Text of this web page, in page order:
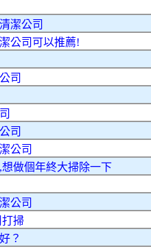
潔公司
公司可以推薦!
司
司
公司
做個年終大掃除一下
公司
打掃
？